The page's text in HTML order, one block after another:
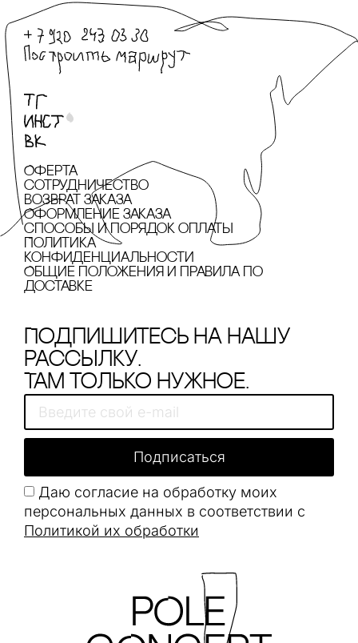
Оферта
сотрудничество
Возврат заказа
Оформление заказа
cпособы и порядок оплаты
Политика
конфиденциальности
Общие положения и правила по
доставке
Подпишитесь на нашу
рассылку.
Там только нужное.
Даю согласие на обработку моих
персональных данных в соответствии с
Политикой их обработки
Подписаться